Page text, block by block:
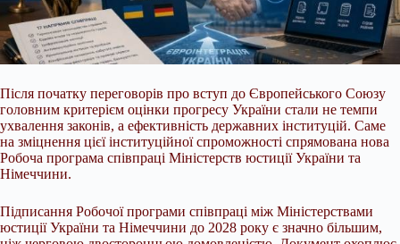
Після початку переговорів про вступ до Європейського Союзу
головним критерієм оцінки прогресу України стали не темпи
ухвалення законів, а ефективність державних інституцій. Саме
на зміцнення цієї інституційної спроможності спрямована нова
Робоча програма співпраці Міністерств юстиції України та
Німеччини.
Підписання Робочої програми співпраці між Міністерствами
юстиції України та Німеччини до 2028 року є значно більшим,